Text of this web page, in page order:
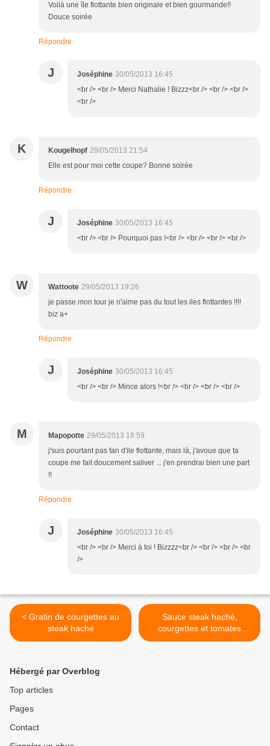
Voilà une île flottante bien originale et bien gourmande!!
Douce soirée
Répondre
J Joséphine 30/05/2013 16:45
<br /> <br /> Merci Nathalie ! Bizzz<br /> <br /> <br />
<br />
K Kougelhopf 29/05/2013 21:54
Elle est pour moi cette coupe? Bonne soirée
Répondre
J Joséphine 30/05/2013 16:45
<br /> <br /> Pourquoi pas !<br /> <br /> <br /> <br />
W Wattoote 29/05/2013 19:26
je passe mon tour je n'aime pas du tout les iles flottantes !!!!
biz a+
Répondre
J Joséphine 30/05/2013 16:45
<br /> <br /> Mince alors !<br /> <br /> <br /> <br />
M Mapopotte 29/05/2013 18:59
j'suis pourtant pas fan d'ile flottante, mais là, j'avoue que ta
coupe me fait doucement saliver ... j'en prendrai bien une part
!!
Répondre
J Joséphine 30/05/2013 16:45
<br /> <br /> Merci à toi ! Bizzzz<br /> <br /> <br /> <br
/>
< Gratin de courgettes au
steak haché
Sauce steak haché,
courgettes et tomates
épicées >
Hébergé par Overblog
Top articles
Pages
Contact